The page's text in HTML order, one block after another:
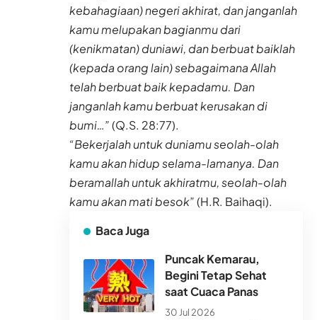
kebahagiaan) negeri akhirat, dan janganlah
kamu melupakan bagianmu dari
(kenikmatan) duniawi, dan berbuat baiklah
(kepada orang lain) sebagaimana Allah
telah berbuat baik kepadamu. Dan
janganlah kamu berbuat kerusakan di
bumi…”(Q.S. 28:77).
“Bekerjalah untuk duniamu seolah-olah
kamu akan hidup selama-lamanya. Dan
beramallah untuk akhiratmu, seolah-olah
kamu akan mati besok”(H.R. Baihaqi).
Baca Juga
Puncak Kemarau,
Begini Tetap Sehat
saat Cuaca Panas
30 Jul 2026